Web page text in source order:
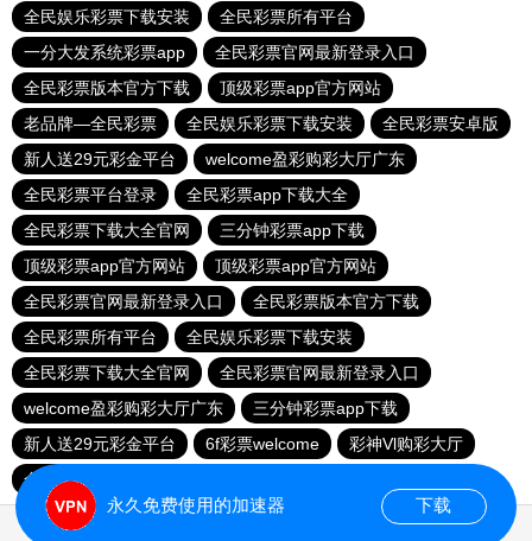
全民娱乐彩票下载安装
全民彩票所有平台
一分大发系统彩票app
全民彩票官网最新登录入口
全民彩票版本官方下载
顶级彩票app官方网站
老品牌—全民彩票
全民娱乐彩票下载安装
全民彩票安卓版
新人送29元彩金平台
welcome盈彩购彩大厅广东
全民彩票平台登录
全民彩票app下载大全
全民彩票下载大全官网
三分钟彩票app下载
顶级彩票app官方网站
顶级彩票app官方网站
全民彩票官网最新登录入口
全民彩票版本官方下载
全民彩票所有平台
全民娱乐彩票下载安装
全民彩票下载大全官网
全民彩票官网最新登录入口
welcome盈彩购彩大厅广东
三分钟彩票app下载
新人送29元彩金平台
6f彩票welcome
彩神Vl购彩大厅
全民彩票官网app下载安装
永久免费使用的加速器 下载